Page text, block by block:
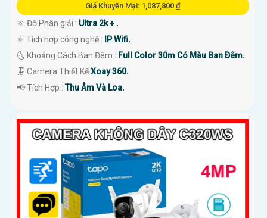
Giá Khuyến Mại: 1,087,800 ₫
🔅 Độ Phân giải : Ultra 2k + .
⚛️ Tích hợp công nghệ : IP Wifi.
🌜 Khoảng Cách Ban Đêm : Full Color 30m Có Màu Ban Ðêm.
🗜️ Camera Thiết KếXoay 360.
️📢 Tích Hợp :Thu Âm Và Loa.